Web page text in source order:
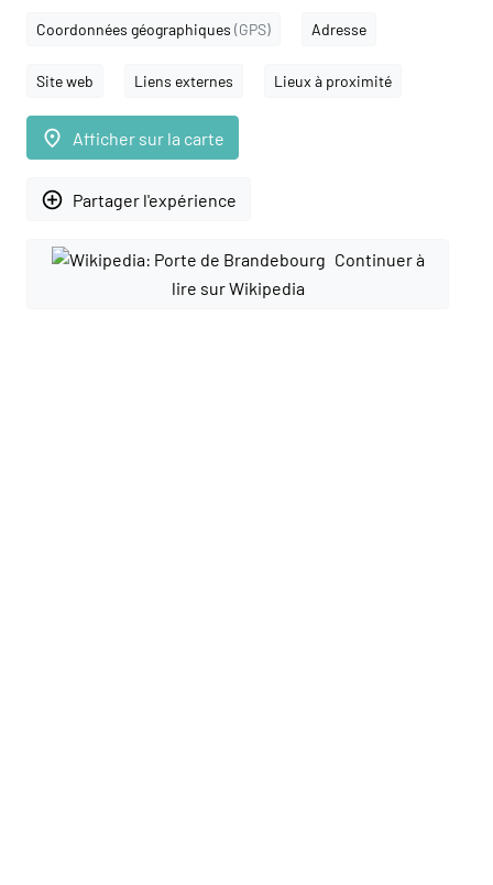
Coordonnées géographiques (GPS) Adresse
Site web Liens externes Lieux à proximité
place Afficher sur la carte
add_circle_outline Partager l'expérience
Continuer à
lire sur Wikipedia